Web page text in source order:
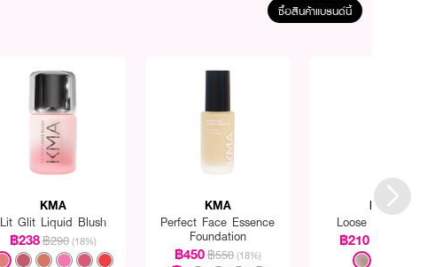
ซื้อสินค้าแบรนด์นี้
KMA
Lit Glit Liquid Blush
฿238฿290 (18%)
KMA
Perfect Face Essence
Foundation
฿450฿550 (18%)
KMA
Loose Powder (N)
฿210